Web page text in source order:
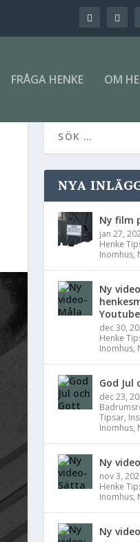
FRÅGA HENKE OM
NYA
Ny film
jan 27,
Henke
Inomhus,
Ny
Youtube
dec 30,
Henke
Inomhus,
God
dec 23,
Tipsar,
Inomhus,
Ny
nov 3,
Henke
Inomhus,
Ny